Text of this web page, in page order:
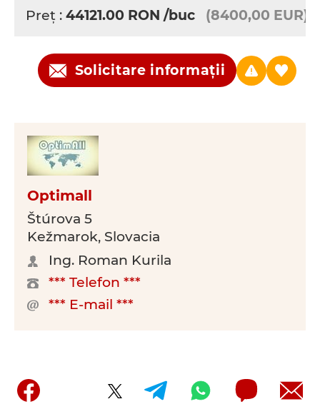
Preţ : 44121.00 RON /buc (8400,00 EUR)
Solicitare informații
Optimall
Štúrova 5
Kežmarok, Slovacia
Ing. Roman Kurila
*** Telefon ***
*** E-mail ***